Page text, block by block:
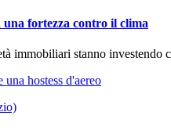
fortezza contro il clima
immobiliari stanno